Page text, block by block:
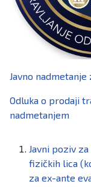
Javno
Odluka o prodaji
nadmetanjem
Javni poziv
fizičkih lica
za ex-ante